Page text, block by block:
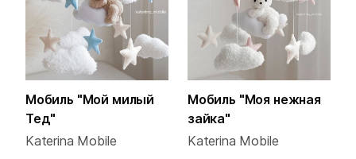
Мобиль "Мой милый
Тед"
Katerina Mobile
Мобиль "Моя нежная
зайка"
Katerina Mobile